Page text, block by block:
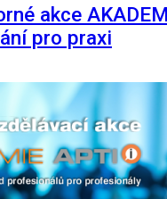
akce
pro praxi